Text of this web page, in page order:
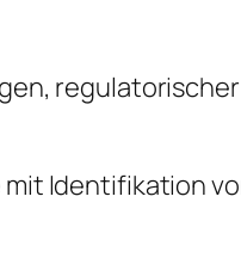
Identifikation